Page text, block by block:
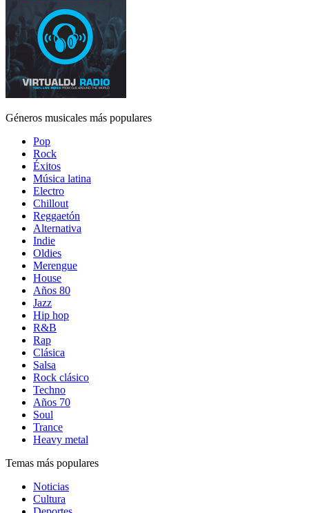
Géneros musicales más populares
Pop
Rock
Éxitos
Música latina
Electro
Chillout
Reggaetón
Alternativa
Indie
Oldies
Merengue
House
Años 80
Jazz
Hip hop
R&B
Rap
Clásica
Salsa
Rock clásico
Techno
Años 70
Soul
Trance
Heavy metal
Temas más populares
Noticias
Cultura